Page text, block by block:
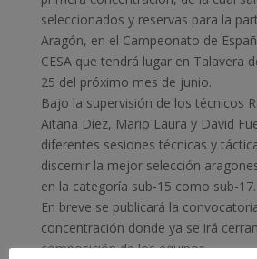
seleccionados y reservas para la
Aragón, en el Campeonato de
CESA que tendrá lugar en Talavera
25 del próximo mes de junio.
Bajo la supervisión de los técnicos
Aitana Díez, Mario Laura y David
diferentes sesiones técnicas y
discernir la mejor selección
en la categoría sub-15 como sub-17.
En breve se publicará la
concentración donde ya se irá
composición de los equipos.